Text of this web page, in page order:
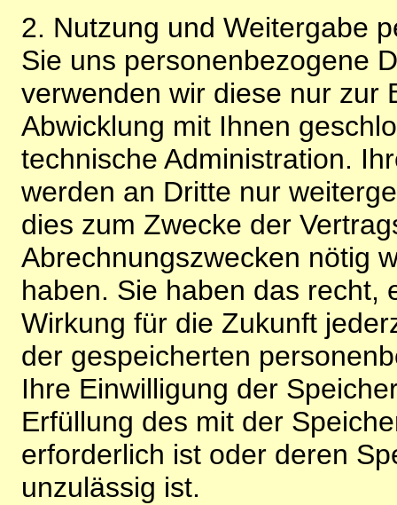
2. Nutzung und Weitergabe
Sie uns personenbezogene
verwenden wir diese nur zur
Abwicklung mit Ihnen
technische Administration.
werden an Dritte nur
dies zum Zwecke der
Abrechnungszwecken nötig
haben. Sie haben das recht,
Wirkung für die Zukunft
der gespeicherten
Ihre Einwilligung der
Erfüllung des mit der
erforderlich ist oder deren
unzulässig ist.